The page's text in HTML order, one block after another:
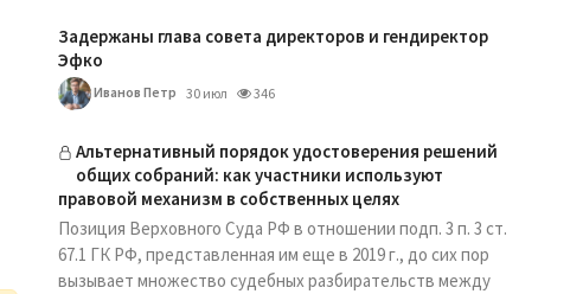
Задержаны глава совета директоров и гендиректор
Эфко
Иванов Петр 30 июл 346
Альтернативный порядок удостоверения решений
общих собраний: как участники используют
правовой механизм в собственных целях
Позиция Верховного Суда РФ в отношении подп. 3 п. 3 ст.
67.1 ГК РФ, представленная им еще в 2019 г., до сих пор
вызывает множество судебных разбирательств между